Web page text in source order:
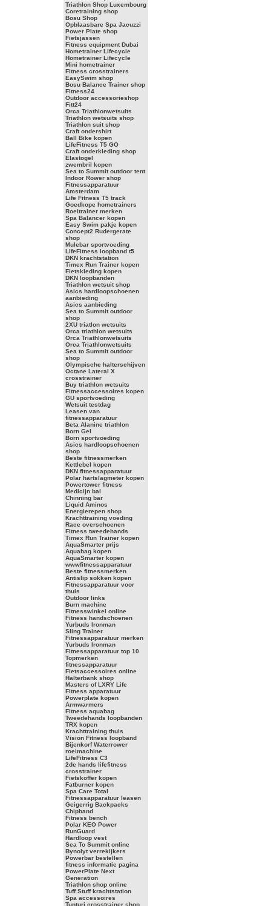
Triathlon Shop Luxembourg
Coretraining shop
Bosu Shop
Opblaasbare Spa Jacuzzi
Power Plate shop
Fietsjassen
Fitness equipment Dubai
Hometrainer Lifecycle
Hometrainer Lifecycle
Mini hometrainer
Fitness crosstrainers
EasySwim shop
Bosu Balance Trainer shop
Fitness24
Outdoor accessorieshop
Fitt24
Orca Triathlonwetsuits
Triathlon wetsuits shop
Triathlon suit shop
Craft ondershirt
Ball Bike kopen
LifeFitness T5 GO
Craft onderkleding shop
Elastogel
zwembril kopen
Sea to Summit outdoor tent
Indoor Rower shop
Fitnessapparatuur
Amsterdam
Life Fitness T5 track
Goedkope hometrainers
Roeitrainer merken
Spa Balancer kopen
Easy Swim pakje kopen
Concept2 Rudergerate
shop
Mulebar sportvoeding
LifeFitness loopband t5
DKN krachtstation
Timex Run Trainer kopen
Fietskleding kopen
DKN loopbanden
Triathlon wetsuit shop
Asics hardloopschoenen
aanbieding
Asics aanbieding
Sea to Summit outdoor
shop
2XU triatlon wetsuits
Orca triathlon wetsuits
Orca Triathlonwetsuits
Orca Triathlonwetsuits
Sea to Summit outdoor
shop
Olympische halterschijven
Octane Lateral X
crosstrainer
Buy triathlon wetsuits
Fitnessaccessoires kopen
GU sportvoeding
Wetsuit testdag
Leasen van
fitnessapparatuur
Beta Alanine triathlon
Born Gel
Born sportvoeding
Asics hardloopschoenen
shop
Beste fitnessmerken
Kettlebel kopen
DKN fitnessapparatuur
Polar hartslagmeter kopen
Powertower fitness
Medicijn bal
Chinning bar
Liquid Aminos
Energierepen shop
Krachttraining voeding
Race overschoenen
Fitness tweedehands
Timex Run Trainer kopen
AquaSmarter prijs
Aquabag kopen
AquaSmarter kopen
wwwfitnessapparatuur
Beste fitnessmerken
Antislip sokken kopen
Fitnessapparatuur voor
thuis
Outdoor links
Burn machine
Fitnesswinkel online
Fitness handschoenen
Yurbuds Ironman
Sling Trainer
Fitnessapparatuur merken
Yurbuds Ironman
Fitnessapparatuur top 10
Topmerken
fitnessapparatuur
Fietsaccessoires online
Halterbank shop
Masters of LXRY Life
Fitness apparatuur
Powerplate kopen
Armwarmers
Fitness aquabag
Tweedehands loopbanden
TRX kopen
Krachttraining thuis
Vision Fitness loopband
Bijenkorf Waterrower
roeimachine
LifeFitness C3
2de hands lifefitness
crosstrainer
Fietskoffer kopen
Fatburner kopen
Spa Care Total
Fitnessapparatuur leasen
Geigerrig Backpacks
Chipband
Fitness bench
Polar KEO Power
RunGuard
Hardloop vest
Sea To Summit online
Bynolyt verrekijkers
Powerbar bestellen
fitness informatie pagina
PowerPlate Next
Generation
Triathlon shop online
Tuff Stuff krachtstation
Spa accessoires
Tunturi crosstrainer shop